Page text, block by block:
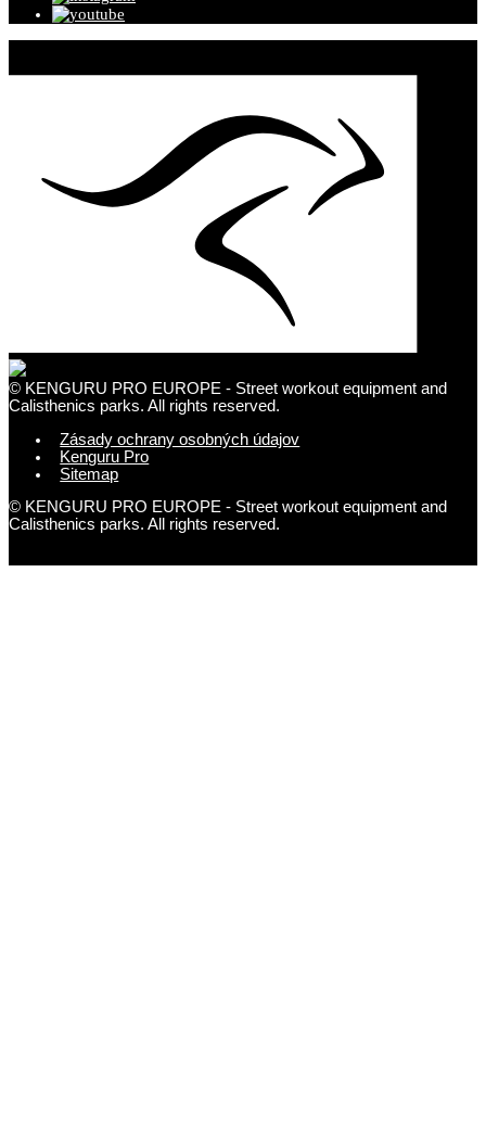
© KENGURU PRO EUROPE - Street workout equipment and
Calisthenics parks. All rights reserved.
Zásady ochrany osobných údajov
Kenguru Pro
Sitemap
© KENGURU PRO EUROPE - Street workout equipment and
Calisthenics parks. All rights reserved.